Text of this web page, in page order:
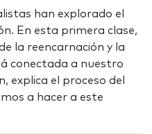
han explorado el
En esta primera clase,
la reencarnación y la
conectada a nuestro
explica el proceso del
a hacer a este